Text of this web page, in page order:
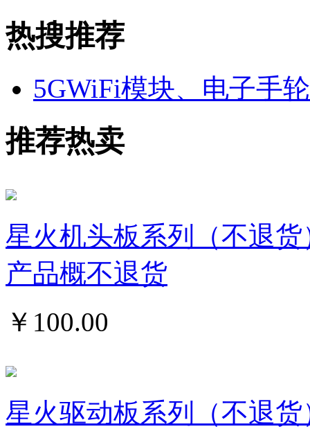
热搜推荐
5GWiFi模块、电子手
推荐热卖
星火机头板系列（不退
产品概不退货
￥ 100.00
星火驱动板系列（不退